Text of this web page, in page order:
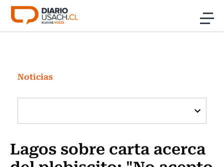
Click acá para ir directamente al contenido
Investigación
Cultura
Programas Radio y TV Usach
Noticias
Lagos sobre carta acerca